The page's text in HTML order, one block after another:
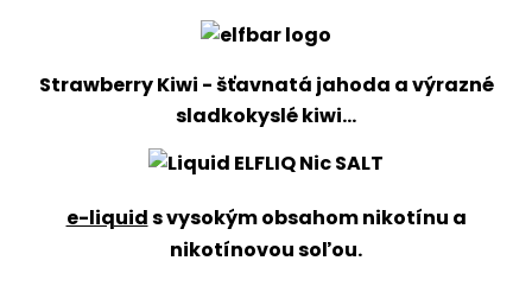
Strawberry Kiwi - šťavnatá jahoda a výrazné
sladkokyslé kiwi...
e-liquids vysokým obsahom nikotínu a
nikotínovou soľou.